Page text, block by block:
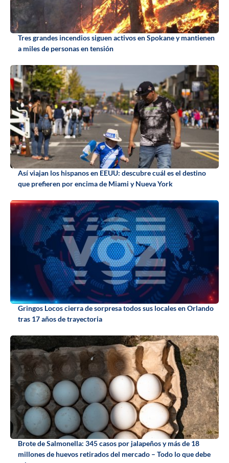
Tres grandes incendios siguen activos en Spokane y mantienen
a miles de personas en tensión
Así viajan los hispanos en EEUU: descubre cuál es el destino
que prefieren por encima de Miami y Nueva York
Gringos Locos cierra de sorpresa todos sus locales en Orlando
tras 17 años de trayectoria
Brote de Salmonella: 345 casos por jalapeños y más de 18
millones de huevos retirados del mercado – Todo lo que debe